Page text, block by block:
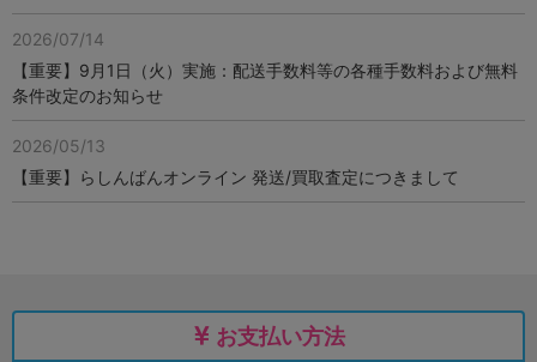
2026/07/14
【重要】9月1日（火）実施：配送手数料等の各種手数料および無料
条件改定のお知らせ
2026/05/13
【重要】らしんばんオンライン 発送/買取査定につきまして
お支払い方法